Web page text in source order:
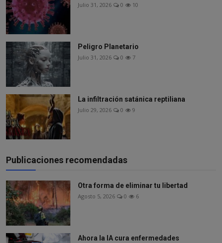
Julio 31, 2026 0 10
Peligro Planetario
Julio 31, 2026 0 7
La infiltración satánica reptiliana
Julio 29, 2026 0 9
Publicaciones recomendadas
Otra forma de eliminar tu libertad
Agosto 5, 2026 0 6
Ahora la IA cura enfermedades